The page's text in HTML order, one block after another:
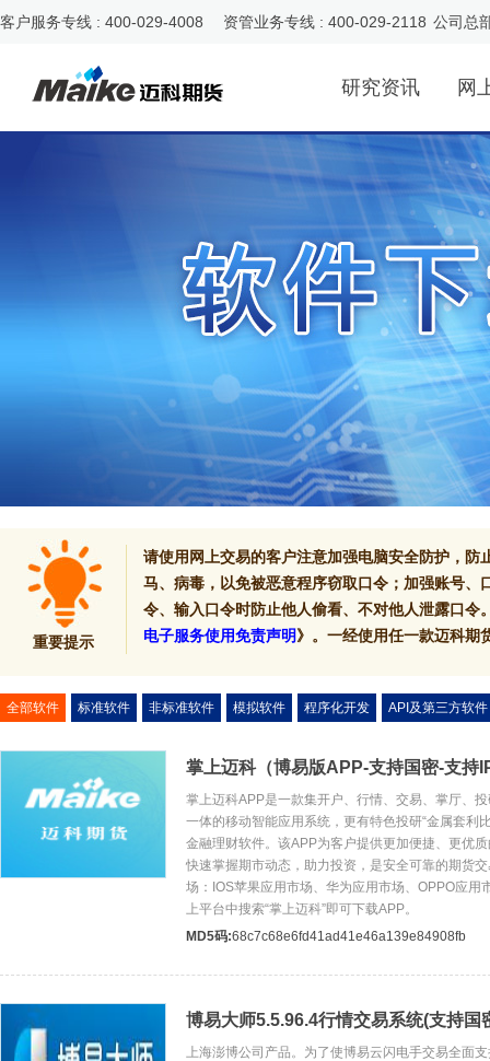
客户服务专线 : 400-029-4008 资管业务专线 : 400-029-2118 公司总
研究资讯 网
重要提示
请使用网上交易的客户注意加强电脑安全防护，防
马、病毒，以免被恶意程序窃取口令；加强账号、
令、输入口令时防止他人偷看、不对他人泄露口令
电子服务使用免责声明 》。一经使用任一款迈科期
全部软件 标准软件 非标准软件 模拟软件 程序化开发 API及第三方软件
掌上迈科（博易版APP-支持国密-支持
掌上迈科APP是一款集开户、行情、交易、掌厅、
一体的移动智能应用系统，更有特色投研“金属套利
金融理财软件。该APP为客户提供更加便捷、更优
快速掌握期市动态，助力投资，是安全可靠的期货
场：IOS苹果应用市场、华为应用市场、OPPO应用
上平台中搜索“掌上迈科”即可下载APP。
MD5码:68c7c68e6fd41ad41e46a139e84908fb
博易大师5.5.96.4行情交易系统(支持国
上海澎博公司产品。为了使博易云闪电手交易全面